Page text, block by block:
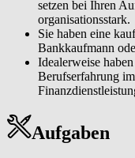
setzen bei Ihren
organisationsstark.
Sie haben eine
Bankkaufmann
Idealerweise
Berufserfahrung
Aufgaben